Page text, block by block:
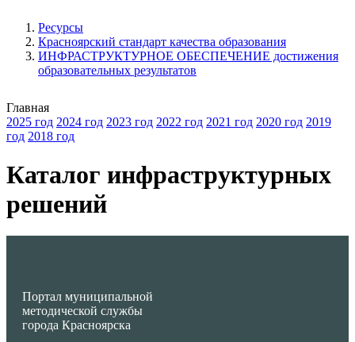
Ресурсы
Красноярский стандарт качества образования
ИНФРАСТРУКТУРНОЕ ОБЕСПЕЧЕНИЕ достижения
образовательных результатов
Главная
2025 год 2024 год 2023 год 2022 год 2021 год 2020 год 2019
год 2018 год
Каталог инфраструктурных
решений
Портал муниципальной
методической службы
города Красноярска